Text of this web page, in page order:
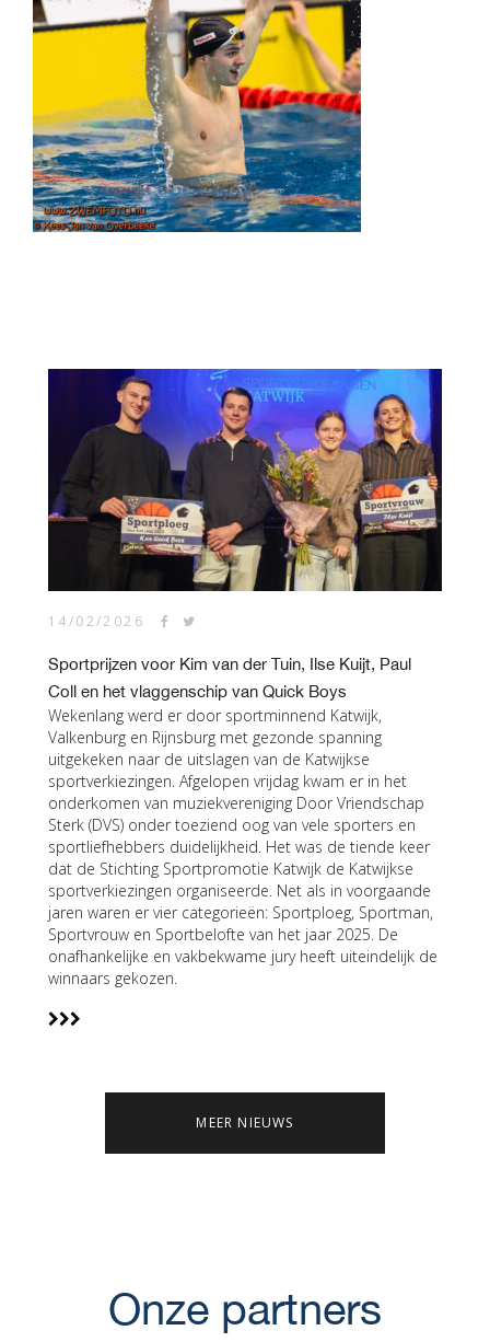
14/02/2026
Sportprijzen voor Kim van der Tuin, Ilse Kuijt, Paul
Coll en het vlaggenschip van Quick Boys
Wekenlang werd er door sportminnend Katwijk,
Valkenburg en Rijnsburg met gezonde spanning
uitgekeken naar de uitslagen van de Katwijkse
sportverkiezingen. Afgelopen vrijdag kwam er in het
onderkomen van muziekvereniging Door Vriendschap
Sterk (DVS) onder toeziend oog van vele sporters en
sportliefhebbers duidelijkheid. Het was de tiende keer
dat de Stichting Sportpromotie Katwijk de Katwijkse
sportverkiezingen organiseerde. Net als in voorgaande
jaren waren er vier categorieën: Sportploeg, Sportman,
Sportvrouw en Sportbelofte van het jaar 2025. De
onafhankelijke en vakbekwame jury heeft uiteindelijk de
winnaars gekozen.
MEER NIEUWS
Onze partners